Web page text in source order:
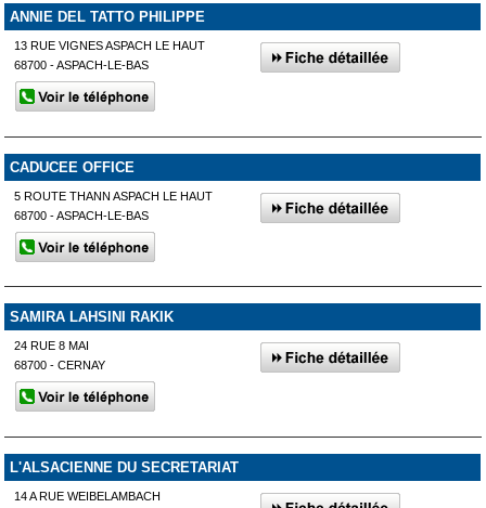
ANNIE DEL TATTO PHILIPPE
13 RUE VIGNES ASPACH LE HAUT
68700 - ASPACH-LE-BAS
CADUCEE OFFICE
5 ROUTE THANN ASPACH LE HAUT
68700 - ASPACH-LE-BAS
SAMIRA LAHSINI RAKIK
24 RUE 8 MAI
68700 - CERNAY
L'ALSACIENNE DU SECRETARIAT
14 A RUE WEIBELAMBACH